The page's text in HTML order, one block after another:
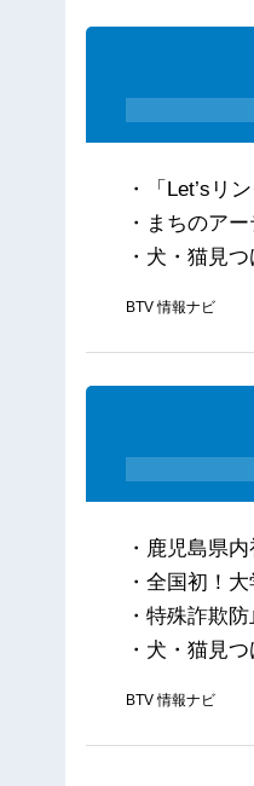
・「Let’sリ
・まちのア
・犬・猫見
BTV 情報ナビ
・鹿児島県
・全国初！
・特殊詐欺
・犬・猫見
BTV 情報ナビ